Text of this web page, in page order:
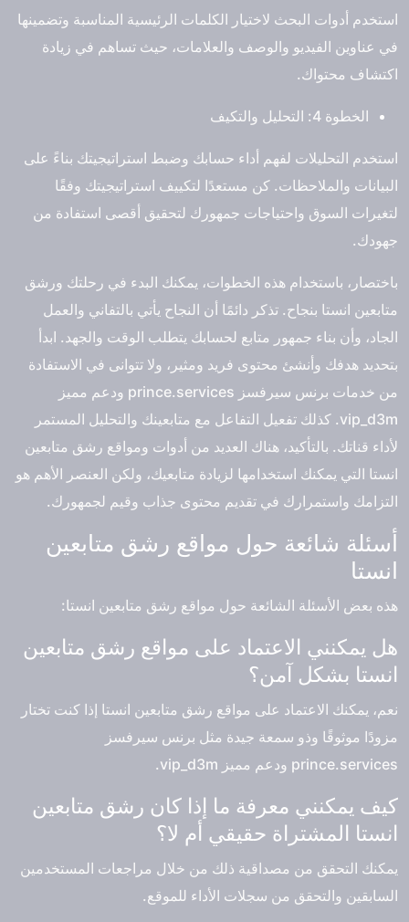
استخدم أدوات البحث لاختيار الكلمات الرئيسية المناسبة وتضمينها
في عناوين الفيديو والوصف والعلامات، حيث تساهم في زيادة
اكتشاف محتواك.
الخطوة 4: التحليل والتكيف
استخدم التحليلات لفهم أداء حسابك وضبط استراتيجيتك بناءً على
البيانات والملاحظات. كن مستعدًا لتكييف استراتيجيتك وفقًا
لتغيرات السوق واحتياجات جمهورك لتحقيق أقصى استفادة من
جهودك.
باختصار، باستخدام هذه الخطوات، يمكنك البدء في رحلتك ورشق
متابعين انستا بنجاح. تذكر دائمًا أن النجاح يأتي بالتفاني والعمل
الجاد، وأن بناء جمهور متابع لحسابك يتطلب الوقت والجهد. ابدأ
بتحديد هدفك وأنشئ محتوى فريد ومثير، ولا تتوانى في الاستفادة
من خدمات برنس سيرفسز prince.services ودعم مميز
vip_d3m. كذلك تفعيل التفاعل مع متابعينك والتحليل المستمر
لأداء قناتك. بالتأكيد، هناك العديد من أدوات ومواقع رشق متابعين
انستا التي يمكنك استخدامها لزيادة متابعيك، ولكن العنصر الأهم هو
التزامك واستمرارك في تقديم محتوى جذاب وقيم لجمهورك.
أسئلة شائعة حول مواقع رشق متابعين
انستا
هذه بعض الأسئلة الشائعة حول مواقع رشق متابعين انستا:
هل يمكنني الاعتماد على مواقع رشق متابعين
انستا بشكل آمن؟
نعم، يمكنك الاعتماد على مواقع رشق متابعين انستا إذا كنت تختار
مزودًا موثوقًا وذو سمعة جيدة مثل برنس سيرفسز
prince.services ودعم مميز vip_d3m.
كيف يمكنني معرفة ما إذا كان رشق متابعين
انستا المشتراة حقيقي أم لا؟
يمكنك التحقق من مصداقية ذلك من خلال مراجعات المستخدمين
السابقين والتحقق من سجلات الأداء للموقع.